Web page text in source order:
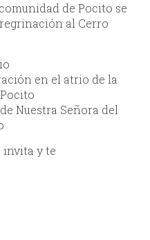
de Pocito se
al Cerro
en el atrio de la
Nuestra Señora del
invita y te